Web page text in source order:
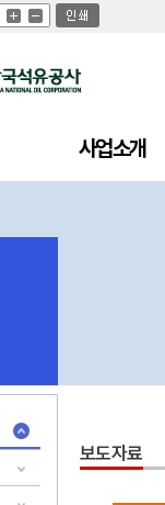
글
자
기
글
자
기
크
글
자
기
작
인
쇄
사업소개
보도자료